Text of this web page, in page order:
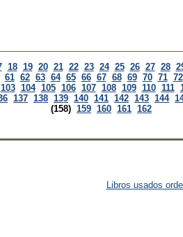
18 19 20 21 22 23 24 25 26 27 28
61 62 63 64 65 66 67 68 69 70 71 72
103 104 105 106 107 108 109 110 111
137 138 139 140 141 142 143 144
(158) 159 160 161 162
Libros usados